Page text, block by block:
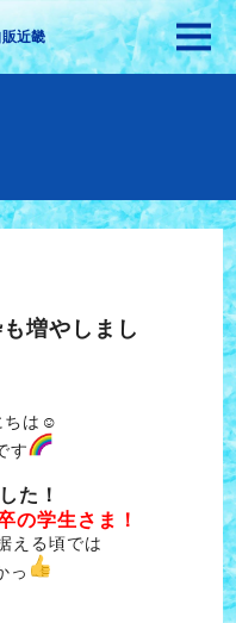
近畿
増やしまし
ちは☺
す
た！
の学生さま！
える頃では
っ